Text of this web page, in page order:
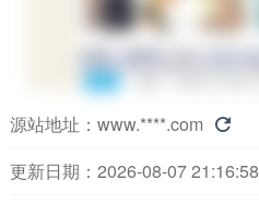
源站地址： www.****.com 
更新日期：2026-08-07 21:16:58